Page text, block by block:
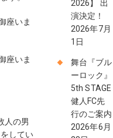
座いま
座いま
人の男
してい
2026】 出
演決定！
2026年7月
1日
舞台『ブル
ーロック』
5th STAGE
健人FC先
行のご案内
2026年6月